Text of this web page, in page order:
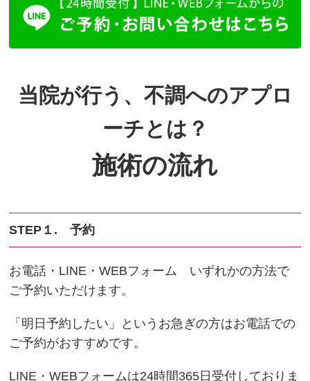
当院が行う、不調へのアプロ
ーチとは？
施術の流れ
STEP１. 予約
お電話・LINE・WEBフォーム いずれかの方法で
ご予約いただけます。
「明日予約したい」というお急ぎの方はお電話での
ご予約がおすすめです。
LINE・WEBフォームは24時間365日受付しておりま